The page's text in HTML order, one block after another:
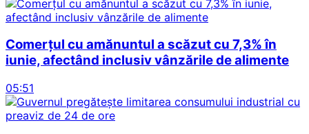
Comerțul cu amănuntul a scăzut cu 7,3% în
iunie, afectând inclusiv vânzările de alimente
05:51